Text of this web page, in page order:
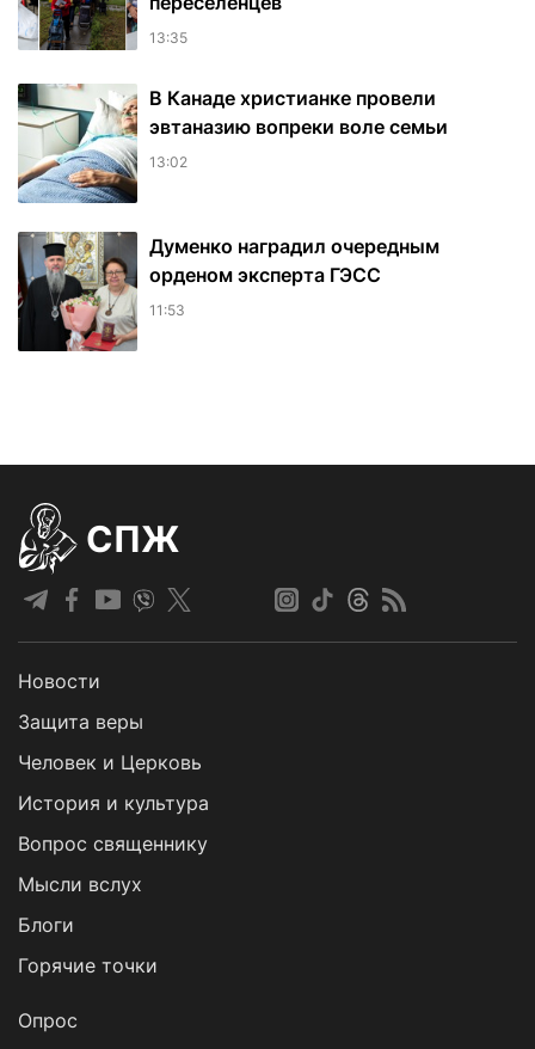
13:35
В Канаде христианке провели
эвтаназию вопреки воле семьи
13:02
Думенко наградил очередным
орденом эксперта ГЭСС
11:53
СПЖ
Новости
Защита веры
Человек и Церковь
История и культура
Вопрос священнику
Мысли вслух
Блоги
Горячие точки
Опрос